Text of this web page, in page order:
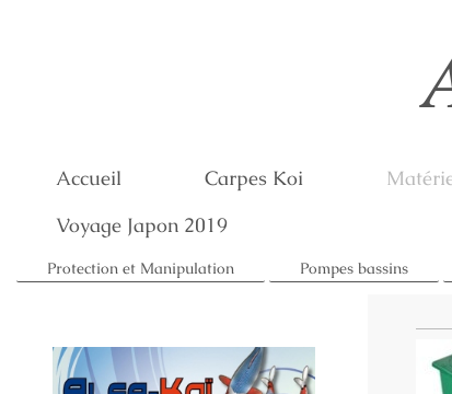
Accueil Carpes Koi
Voyage Japon 2019
Protection et Manipulation Pompes bassins